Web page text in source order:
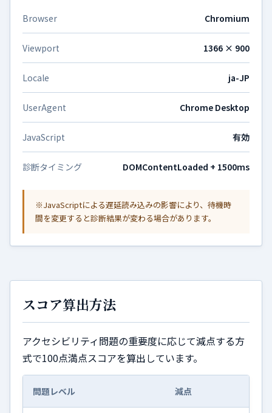
Browser Chromium
Viewport 1366 × 900
Locale ja-JP
UserAgent Chrome Desktop
JavaScript 有効
診断タイミング DOMContentLoaded + 1500ms
※JavaScriptによる遅延読み込みの影響により、待機時
間を変更すると診断結果が変わる場合があります。
スコア算出方法
アクセシビリティ問題の重要度に応じて減点する方
式で100点満点スコアを算出しています。
問題レベル 減点